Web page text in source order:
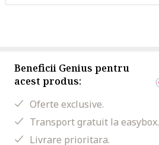
Beneficii Genius pentru
acest produs:
Oferte exclusive.
Transport gratuit la easybox.
Livrare prioritara.